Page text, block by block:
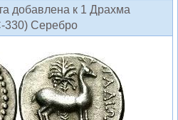
добавлена к 1 Драхма
330) Серебро